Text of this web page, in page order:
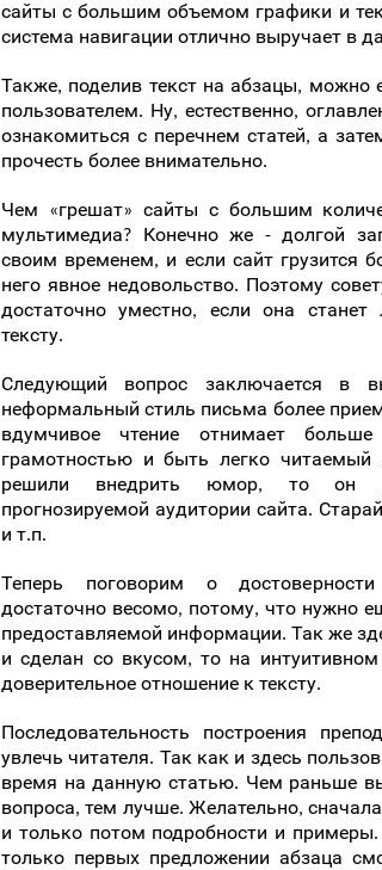
сайты с большим объемом графики и
система навигации отлично выручает в
Также, поделив текст на абзацы, можно
пользователем. Ну, естественно,
ознакомиться с перечнем статей, а
прочесть более внимательно.
Чем «грешат» сайты с большим
мультимедиа? Конечно же - долгой
своим временем, и если сайт грузится
него явное недовольство. Поэтому
достаточно уместно, если она
тексту.
Следующий вопрос заключается в
неформальный стиль письма более
вдумчивое чтение отнимает
грамотностью и быть легко
решили внедрить юмор, то он
прогнозируемой аудитории сайта.
и т.п.
Теперь поговорим о
достаточно весомо, потому, что нужно
предоставляемой информации. Так же
и сделан со вкусом, то на
доверительное отношение к тексту.
Последовательность построения
увлечь читателя. Так как и здесь
время на данную статью. Чем раньше
вопроса, тем лучше. Желательно,
и только потом подробности и
только первых предложении абзаца